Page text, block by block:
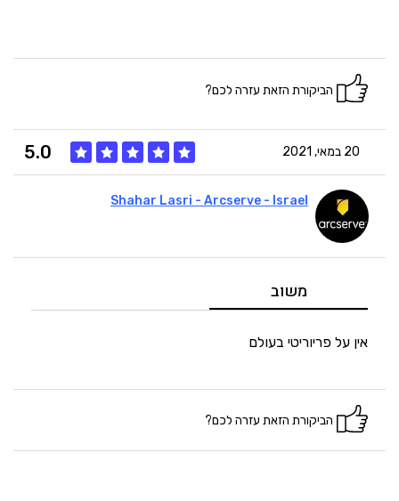
הביקורת הזאת עזרה לכם?
20 במאי, 2021 5.0
זמנים5
Shahar Lasri - Arcserve - Israel
משוב
אין על פריוריטי בעולם
הביקורת הזאת עזרה לכם?